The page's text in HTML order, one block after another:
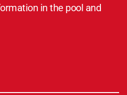
in the pool and